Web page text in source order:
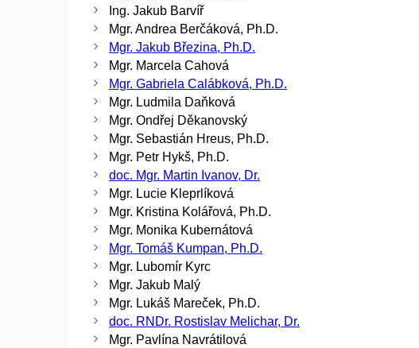
Ing. Jakub Barvíř
Mgr. Andrea Berčáková, Ph.D.
Mgr. Jakub Březina, Ph.D.
Mgr. Marcela Cahová
Mgr. Gabriela Calábková, Ph.D.
Mgr. Ludmila Daňková
Mgr. Ondřej Děkanovský
Mgr. Sebastián Hreus, Ph.D.
Mgr. Petr Hykš, Ph.D.
doc. Mgr. Martin Ivanov, Dr.
Mgr. Lucie Kleprlíková
Mgr. Kristina Kolářová, Ph.D.
Mgr. Monika Kubernátová
Mgr. Tomáš Kumpan, Ph.D.
Mgr. Lubomír Kyrc
Mgr. Jakub Malý
Mgr. Lukáš Mareček, Ph.D.
doc. RNDr. Rostislav Melichar, Dr.
Mgr. Pavlína Navrátilová